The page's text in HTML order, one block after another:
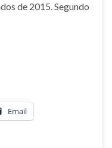
de 2015. Segundo
Email